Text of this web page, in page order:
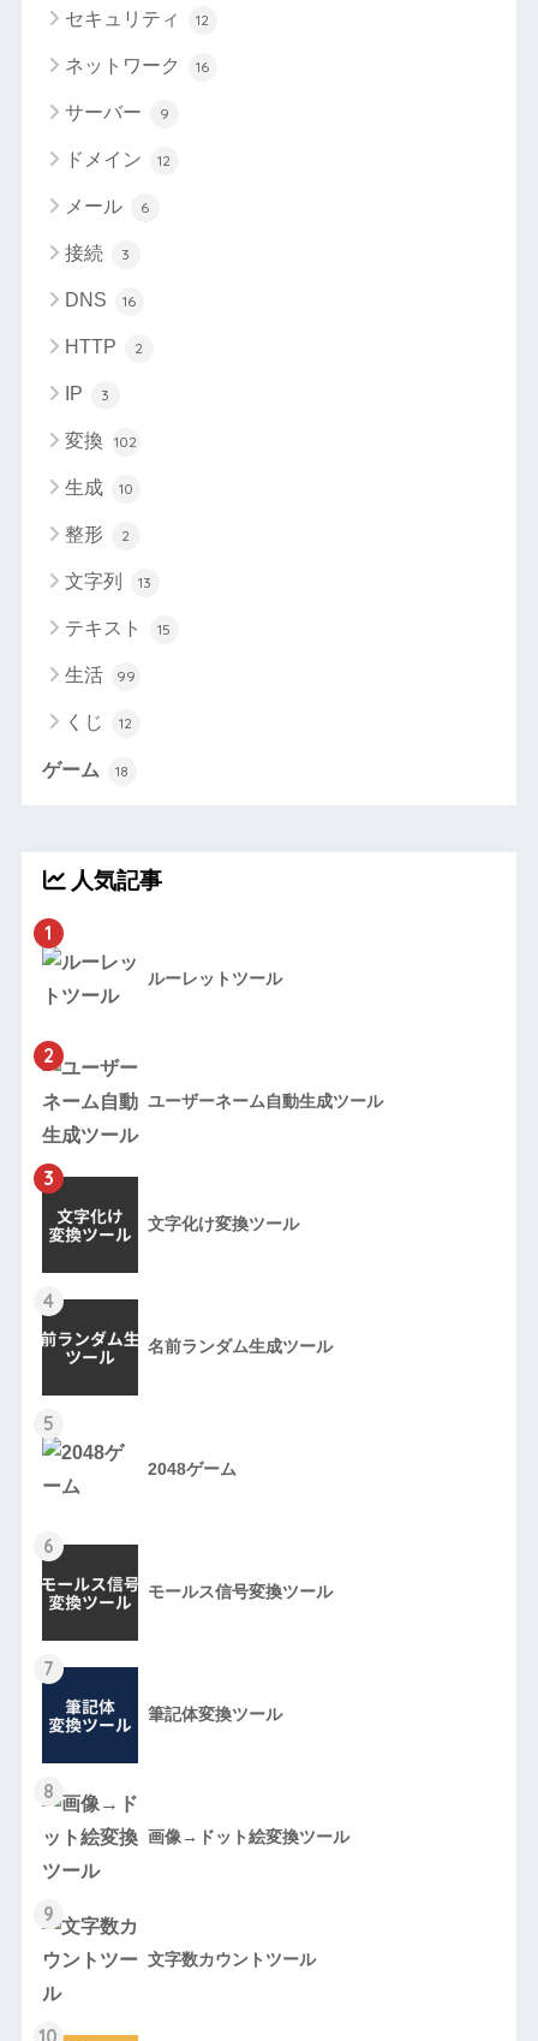
セキュリティ 12
ネットワーク 16
サーバー 9
ドメイン 12
メール 6
接続 3
DNS 16
HTTP 2
IP 3
変換 102
生成 10
整形 2
文字列 13
テキスト 15
生活 99
くじ 12
ゲーム 18
人気記事
1
ルーレットツール
2
ユーザーネーム自動生成ツール
3
文字化け変換ツール
4
名前ランダム生成ツール
5
2048ゲーム
6
モールス信号変換ツール
7
筆記体変換ツール
8
画像→ドット絵変換ツール
9
文字数カウントツール